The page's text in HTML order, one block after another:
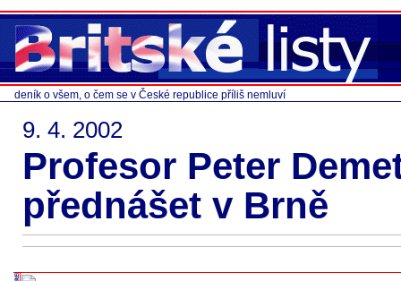
deník o všem, o čem se v České republice příliš nemluví
9. 4. 2002
Profesor Peter
přednášet v Brně